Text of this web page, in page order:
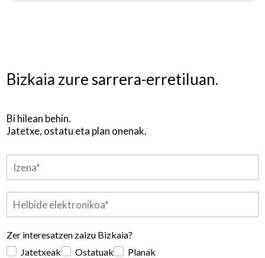
Bizkaia zure sarrera-erretiluan.
Bi hilean behin.
Jatetxe, ostatu eta plan onenak.
Zer interesatzen zaizu Bizkaia?
Jatetxeak
Ostatuak Planak